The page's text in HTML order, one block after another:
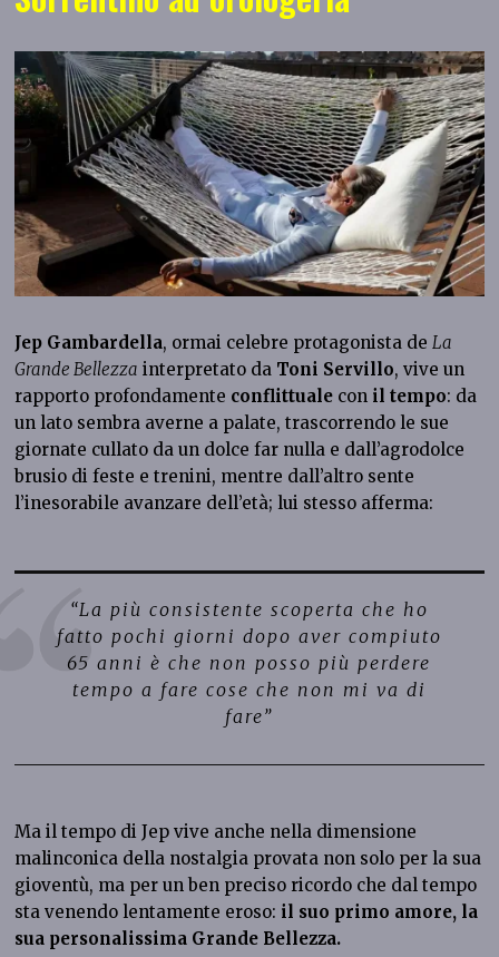
Jep Gambardella, ormai celebre protagonista deLa
Grande Bellezza interpretato da Toni Servillo, vive un
rapporto profondamente conflittuale con il tempo: da
un lato sembra averne a palate, trascorrendo le sue
giornate cullato da un dolce far nulla e dall’agrodolce
brusio di feste e trenini, mentre dall’altro sente
l’inesorabile avanzare dell’età; lui stesso afferma:
“La più consistente scoperta che ho
fatto pochi giorni dopo aver compiuto
65 anni è che non posso più perdere
tempo a fare cose che non mi va di
fare”
Ma il tempo di Jep vive anche nella dimensione
malinconica della nostalgia provata non solo per la sua
gioventù, ma per un ben preciso ricordo che dal tempo
sta venendo lentamente eroso: il suo primo amore, la
sua personalissima Grande Bellezza.